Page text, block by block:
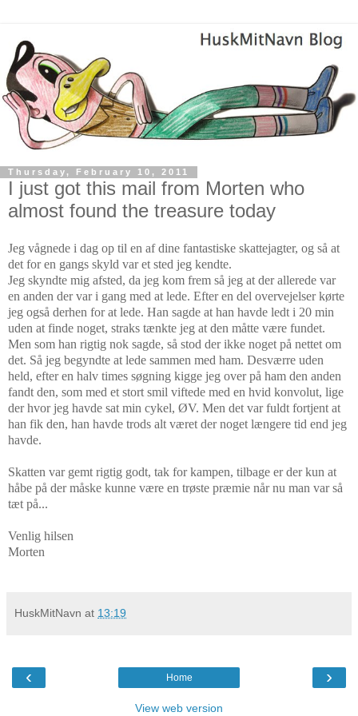
Thursday, February 10, 2011
I just got this mail from Morten who
almost found the treasure today
Jeg vågnede i dag op til en af dine fantastiske skattejagter, og så at
det for en gangs skyld var et sted jeg kendte.
Jeg skyndte mig afsted, da jeg kom frem så jeg at der allerede var
en anden der var i gang med at lede. Efter en del overvejelser kørte
jeg også derhen for at lede. Han sagde at han havde ledt i 20 min
uden at finde noget, straks tænkte jeg at den måtte være fundet.
Men som han rigtig nok sagde, så stod der ikke noget på nettet om
det. Så jeg begyndte at lede sammen med ham. Desværre uden
held, efter en halv times søgning kigge jeg over på ham den anden
fandt den, som med et stort smil viftede med en hvid konvolut, lige
der hvor jeg havde sat min cykel, ØV. Men det var fuldt fortjent at
han fik den, han havde trods alt været der noget længere tid end jeg
havde.
Skatten var gemt rigtig godt, tak for kampen, tilbage er der kun at
håbe på der måske kunne være en trøste præmie når nu man var så
tæt på...
Venlig hilsen
Morten
HuskMitNavn at 13:19
‹ ›
Home
View web version